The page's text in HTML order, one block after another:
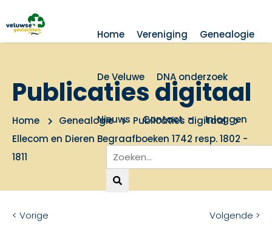
Home Vereniging Genealogie
De Veluwe DNA onderzoek
Nieuws Contact Inloggen
Publicaties digitaal
Home Genealogie
Publicaties digitaal
Ellecom en Dieren Begraafboeken 1742 resp. 1802 -
1811
< Vorige Volgende >